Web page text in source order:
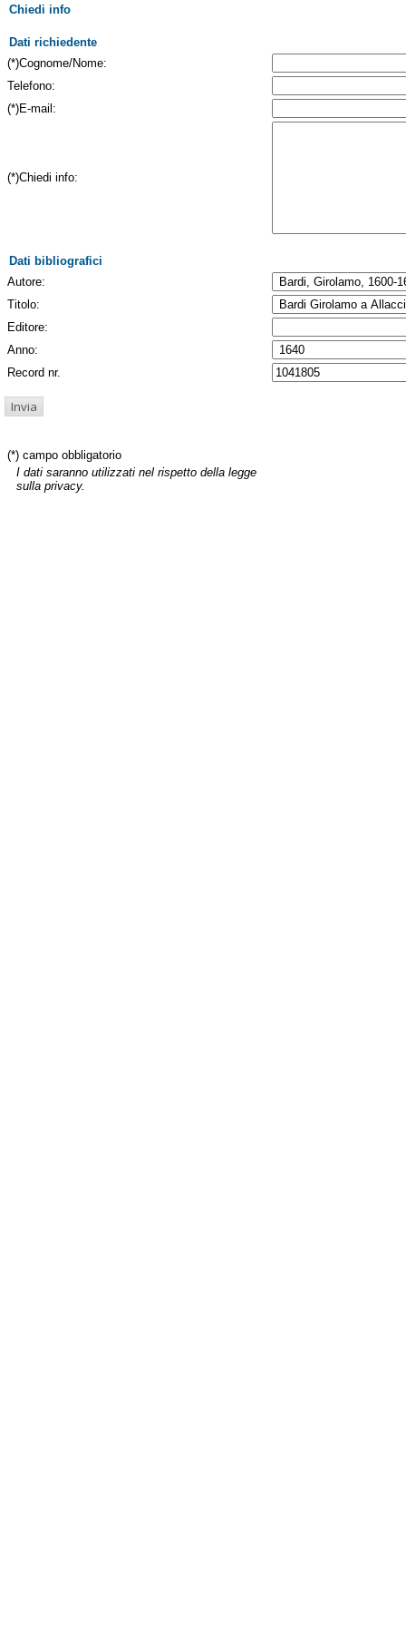
Chiedi info
Dati richiedente
(*)Cognome/Nome:
Telefono:
(*)E-mail:
(*)Chiedi info:
Dati bibliografici
Autore:
Titolo:
Editore:
Anno:
Record nr.
(*) campo obbligatorio
I dati saranno utilizzati nel rispetto della legge
sulla privacy.